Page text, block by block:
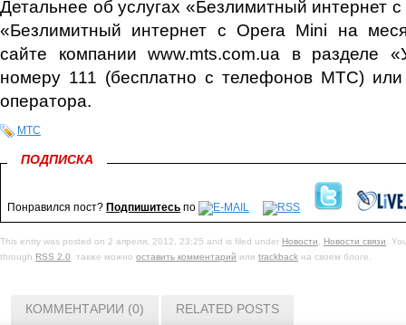
Детальнее об услугах «Безлимитный интернет
«Безлимитный интернет с Opera Mini на
сайте компании www.mts.com.ua в разделе
номеру 111 (бесплатно с телефонов МТС) или
оператора.
МТС
ПОДПИСКА
Понравился пост? Подпишитесь по
This entry was posted on 2 апреля, 2012, 23:25 and is filed under Новости, Новости связи.
through RSS 2.0. также можно оставить комментарий или trackback на своем блоге.
КОММЕНТАРИИ (0) RELATED POSTS